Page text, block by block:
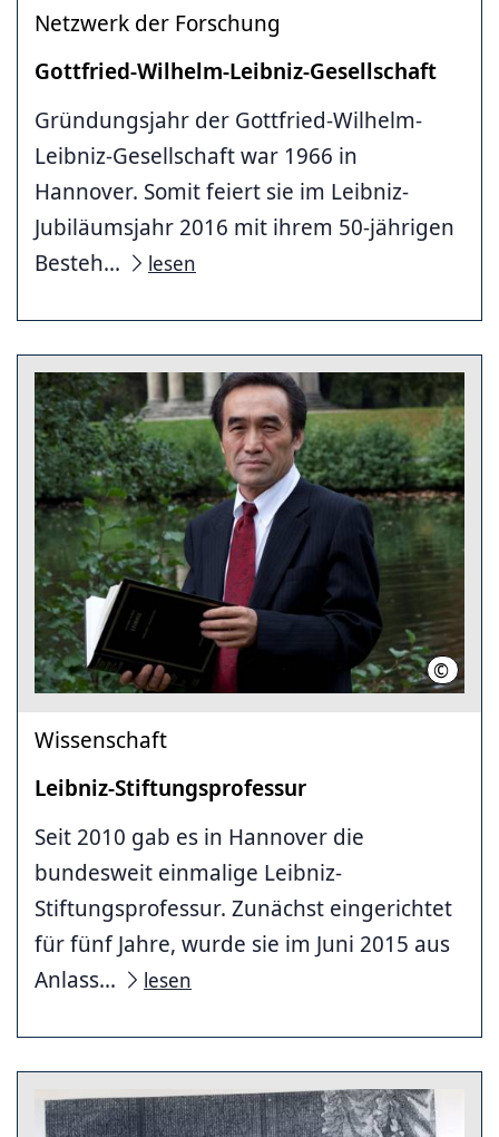
Netzwerk der Forschung
Gottfried-Wilhelm-Leibniz-Gesellschaft
Gründungsjahr der Gottfried-Wilhelm-
Leibniz-Gesellschaft war 1966 in
Hannover. Somit feiert sie im Leibniz-
Jubiläumsjahr 2016 mit ihrem 50-jährigen
Besteh...
lesen
©
Wissenschaft
Leibniz-Stiftungsprofessur
Seit 2010 gab es in Hannover die
bundesweit einmalige Leibniz-
Stiftungsprofessur. Zunächst eingerichtet
für fünf Jahre, wurde sie im Juni 2015 aus
Anlass...
lesen